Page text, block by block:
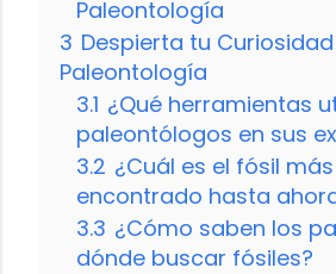
Paleontología
3 Despierta tu
Paleontología
3.1 ¿Qué herramientas
paleontólogos en sus
3.2 ¿Cuál es el fósil
encontrado hasta
3.3 ¿Cómo saben los
dónde buscar fósiles?